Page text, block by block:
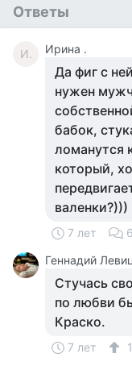
Ответы
И. Ирина .
Да фиг с
нужен
бабок,
ломанутся
который,
валенки?)))
7 лет 6
Геннадий
Стучась
по любви
Краско.
7 лет 1